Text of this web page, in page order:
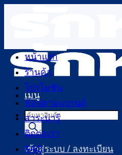
เนื้อหา
เมนู
Products
search
เข้าสู่ระบบ / ลงทะเบียน
หน้าแรก
ร้านค้า
โปรโมชัน
ช้อปตามแบรนด์
สาระน่ารู้
ติดต่อเรา
FAQ